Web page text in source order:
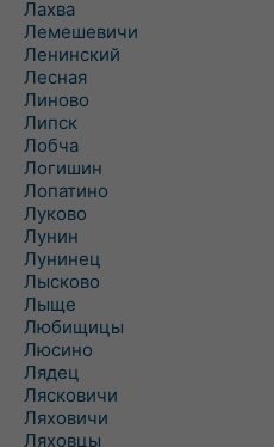
Лахва
Лемешевичи
Ленинский
Лесная
Линово
Липск
Лобча
Логишин
Лопатино
Луково
Лунин
Лунинец
Лысково
Лыще
Любищицы
Люсино
Лядец
Лясковичи
Ляховичи
Ляховцы